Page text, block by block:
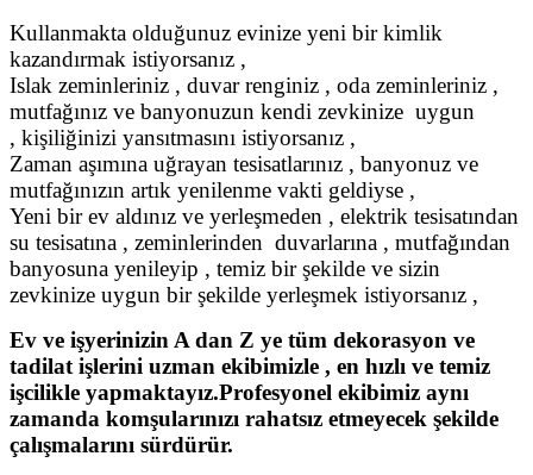
Kullanmakta olduğunuz evinize yeni bir kimlik
kazandırmak istiyorsanız ,
Islak zeminleriniz , duvar renginiz , oda zeminleriniz ,
mutfağınız ve banyonuzun kendi zevkinize uygun
, kişiliğinizi yansıtmasını istiyorsanız ,
Zaman aşımına uğrayan tesisatlarınız , banyonuz ve
mutfağınızın artık yenilenme vakti geldiyse ,
Yeni bir ev aldınız ve yerleşmeden , elektrik tesisatından
su tesisatına , zeminlerinden duvarlarına , mutfağından
banyosuna yenileyip , temiz bir şekilde ve sizin
zevkinize uygun bir şekilde yerleşmek istiyorsanız ,
Ev ve işyerinizin A dan Z ye tüm dekorasyon ve
tadilat işlerini uzman ekibimizle , en hızlı ve temiz
işcilikle yapmaktayız.Profesyonel ekibimiz aynı
zamanda komşularınızı rahatsız etmeyecek şekilde
çalışmalarını sürdürür.